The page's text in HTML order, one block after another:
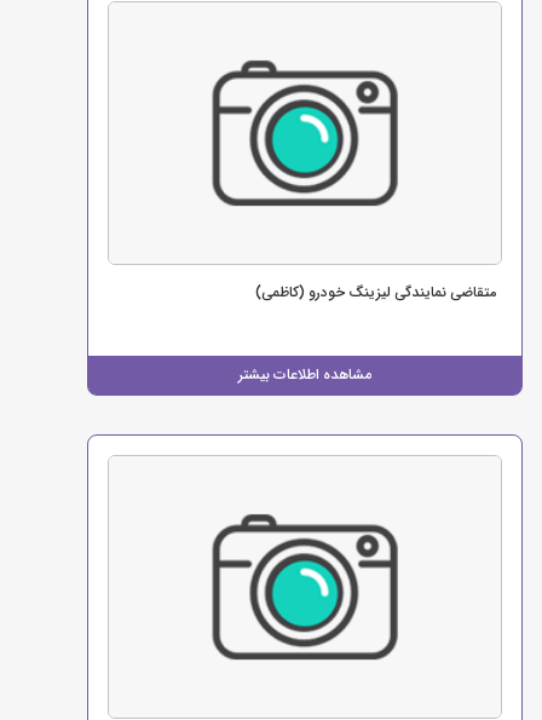
مشاهده اطلاعات بیشتر
متقاضی نمایندگی لیزینگ خودرو (کاظمی)